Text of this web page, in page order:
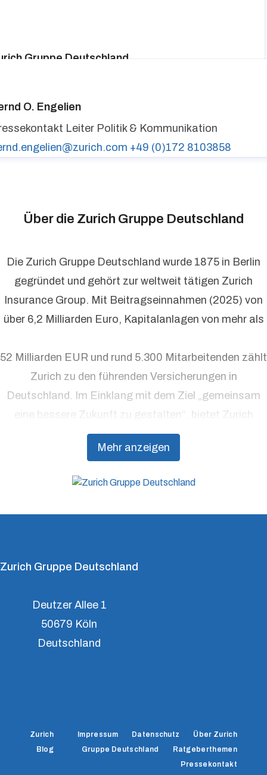
Gruppe Deutschland
O. Engelien
Leiter Politik & Kommunikation
+49 (0)172 8103858
Über die Zurich Gruppe Deutschland
Mehr anzeigen
Die Zurich Gruppe Deutschland wurde 1875 in Berlin
gegründet und gehört zur weltweit tätigen Zurich
Insurance Group. Mit Beitragseinnahmen (2025) von
über 6,2 Milliarden Euro, Kapitalanlagen von mehr als
52 Milliarden EUR und rund 5.300 Mitarbeitenden zählt
Zurich zu den führenden Versicherungen in
Deutschland. Im Einklang mit dem Ziel „gemeinsam
eine bessere Zukunft zu gestalten“, bietet Zurich
Präventionsdienstleistungen an, die über traditionelle
Versicherungsprodukte hinausgehen, um Kunden
Zurich Gruppe Deutschland
Deutzer Allee 1
50679 Köln
Deutschland